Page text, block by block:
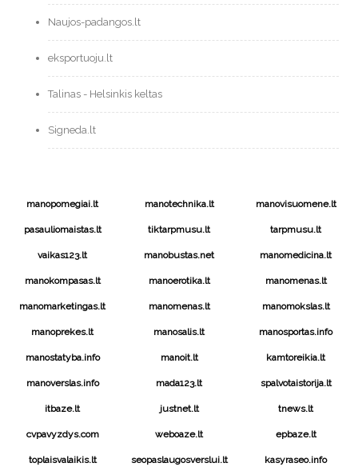
Naujos-padangos.lt
eksportuoju.lt
Talinas - Helsinkis keltas
Signeda.lt
manopomegiai.lt manotechnika.lt manovisuomene.lt
pasauliomaistas.lt tiktarpmusu.lt tarpmusu.lt
vaikas123.lt manobustas.net manomedicina.lt
manokompasas.lt manoerotika.lt manomenas.lt
manomarketingas.lt manomenas.lt manomokslas.lt
manoprekes.lt manosalis.lt manosportas.info
manostatyba.info manoit.lt kamtoreikia.lt
manoverslas.info mada123.lt spalvotaistorija.lt
itbaze.lt justnet.lt tnews.lt
cvpavyzdys.com weboaze.lt epbaze.lt
toplaisvalaikis.lt seopaslaugosverslui.lt kasyraseo.info